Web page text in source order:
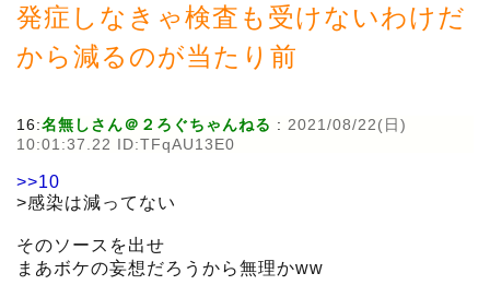
発症しなきゃ検査も受けないわけだ
から減るのが当たり前
16:名無しさん＠２ろぐちゃんねる : 2021/08/22(日)
10:01:37.22 ID:TFqAU13E0
>>10
>感染は減ってない
そのソースを出せ
まあボケの妄想だろうから無理かww